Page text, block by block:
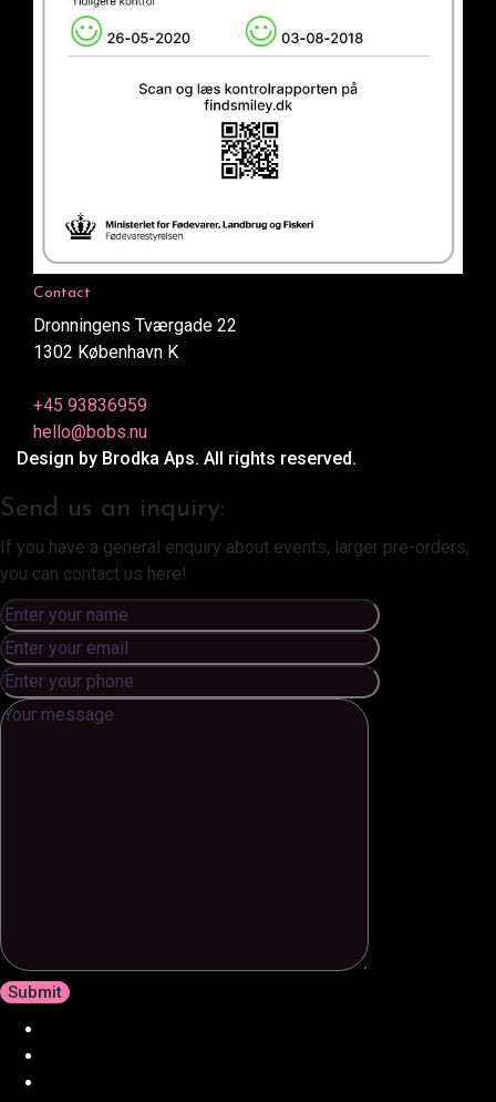
Contact
Dronningens Tværgade 22
1302 København K
+45 93836959
hello@bobs.nu
Design by Brodka Aps. All rights reserved.
Send us an inquiry:
If you have a general enquiry about events, larger pre-orders,
you can contact us here!